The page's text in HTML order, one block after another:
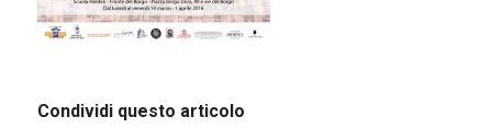
Condividi questo articolo